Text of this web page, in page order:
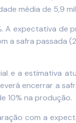
média de 5,9
expectativa de
a safra passada
e a estimativa
encerrar a
10% na produção.
com a